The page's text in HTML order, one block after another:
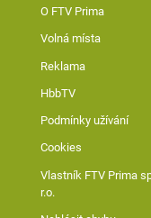
O FTV Prima
Volná místa
Reklama
HbbTV
Podmínky užívání
Cookies
Vlastník FTV Prima
r.o.